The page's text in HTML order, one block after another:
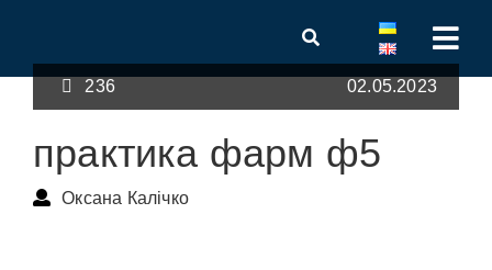
236 02.05.2023
практика фарм ф5
Оксана Калічко